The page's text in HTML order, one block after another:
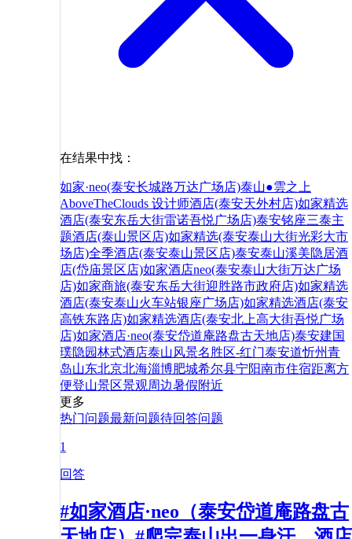
在结果中找：
如家·neo(泰安长城路万达广场店)泰山●雲之上
AboveTheClouds 设计师酒店(泰安天外村店)如家精选
酒店(泰安东岳大街雷诺吾悦广场店)泰安铭座三泰主
题酒店(泰山景区店)如家精选(泰安泰山大街光彩大市
场店)全季酒店(泰安泰山景区店)泰安泰山溪美隐居酒
店(岱庙景区店)如家酒店neo(泰安泰山大街万达广场
店)如家商旅(泰安东岳大街迎胜路市政府店)如家精选
酒店(泰安泰山火车站银座广场店)如家精选酒店(泰安
高铁东路店)如家精选酒店(泰安北上高大街吾悦广场
店)如家酒店·neo(泰安岱道庵路盘古天地店)泰安建国
璞隐园林式酒店泰山风景名胜区-红门泰安道忻州青
岛山东北京北海淄博肥城希尔县宁阳南市住宿距离方
便登山景区景观周边暑假附近
更多
热门问题最新问题待回答问题
1
回答
#如家酒店·neo（泰安岱道庵路盘古